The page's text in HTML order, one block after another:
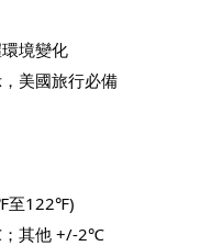
境變化
美國旅行必備
至122℉)
其他 +/-2℃